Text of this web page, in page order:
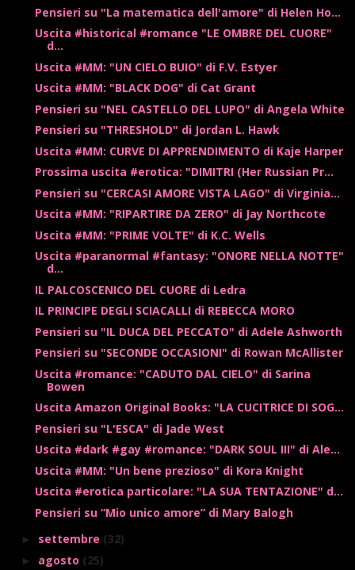
Pensieri su "La matematica dell'amore" di Helen Ho...
Uscita #historical #romance "LE OMBRE DEL CUORE"
d...
Uscita #MM: "UN CIELO BUIO" di F.V. Estyer
Uscita #MM: "BLACK DOG" di Cat Grant
Pensieri su "NEL CASTELLO DEL LUPO" di Angela White
Pensieri su "THRESHOLD" di Jordan L. Hawk
Uscita #MM: CURVE DI APPRENDIMENTO di Kaje Harper
Prossima uscita #erotica: "DIMITRI (Her Russian Pr...
Pensieri su "CERCASI AMORE VISTA LAGO" di Virginia...
Uscita #MM: "RIPARTIRE DA ZERO" di Jay Northcote
Uscita #MM: "PRIME VOLTE" di K.C. Wells
Uscita #paranormal #fantasy: "ONORE NELLA NOTTE"
d...
IL PALCOSCENICO DEL CUORE di Ledra
IL PRINCIPE DEGLI SCIACALLI di REBECCA MORO
Pensieri su "IL DUCA DEL PECCATO" di Adele Ashworth
Pensieri su "SECONDE OCCASIONI" di Rowan McAllister
Uscita #romance: "CADUTO DAL CIELO" di Sarina
Bowen
Uscita Amazon Original Books: "LA CUCITRICE DI SOG...
Pensieri su "L'ESCA" di Jade West
Uscita #dark #gay #romance: "DARK SOUL III" di Ale...
Uscita #MM: "Un bene prezioso" di Kora Knight
Uscita #erotica particolare: "LA SUA TENTAZIONE" d...
Pensieri su “Mio unico amore” di Mary Balogh
► settembre (32)
► agosto (25)